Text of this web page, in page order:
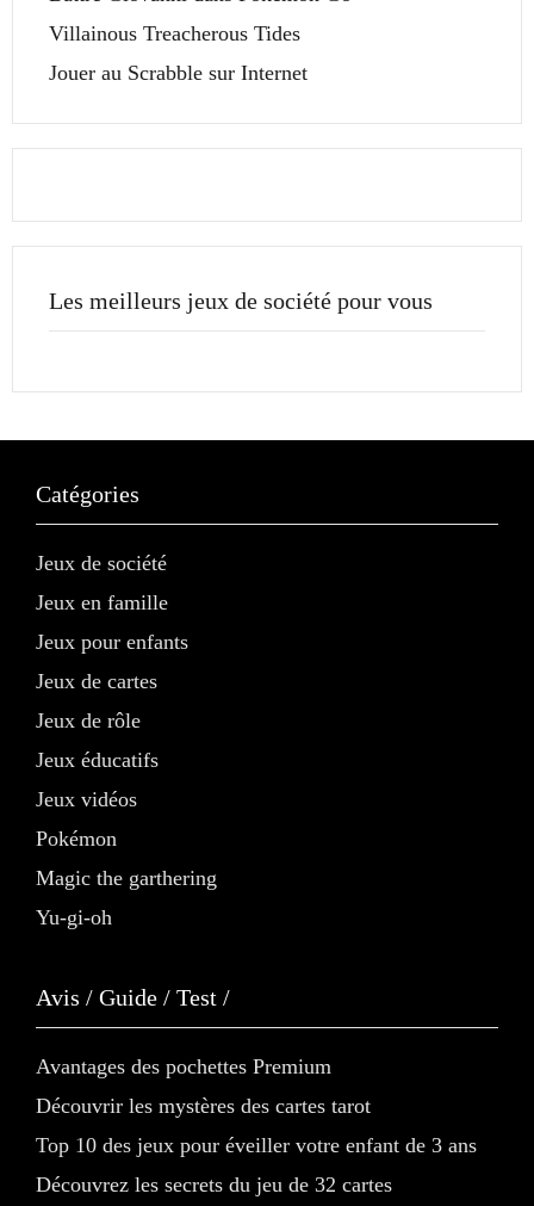
Villainous Treacherous Tides
Jouer au Scrabble sur Internet
Les meilleurs jeux de société pour vous
Catégories
Jeux de société
Jeux en famille
Jeux pour enfants
Jeux de cartes
Jeux de rôle
Jeux éducatifs
Jeux vidéos
Pokémon
Magic the garthering
Yu-gi-oh
Avis / Guide / Test /
Avantages des pochettes Premium
Découvrir les mystères des cartes tarot
Top 10 des jeux pour éveiller votre enfant de 3 ans
Découvrez les secrets du jeu de 32 cartes